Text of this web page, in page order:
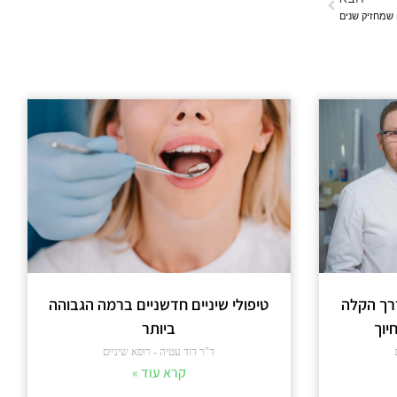
שנים
הקלה
טיפולי שיניים חדשניים ברמה הגבוהה
ביותר
ד"ר דוד עטיה - רופא שיניים
קרא עוד »